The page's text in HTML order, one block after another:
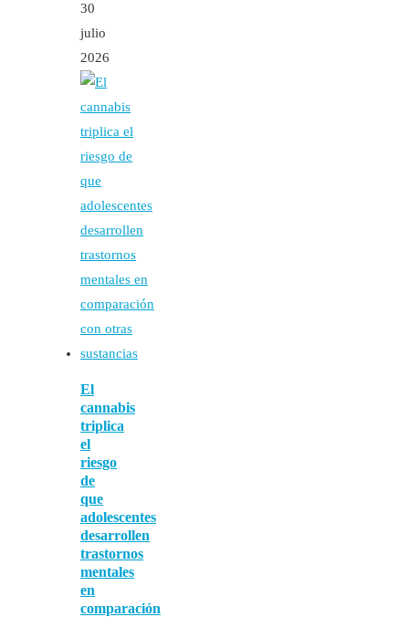
30
julio
2026
El
cannabis
triplica
el
riesgo
de
que
adolescentes
desarrollen
trastornos
mentales
en
comparación